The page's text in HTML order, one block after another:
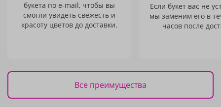
букета по e-mail, чтобы вы
смогли увидеть свежесть и
красоту цветов до доставки.
Если букет вас не
мы заменим его в
часов после
Все преимущества